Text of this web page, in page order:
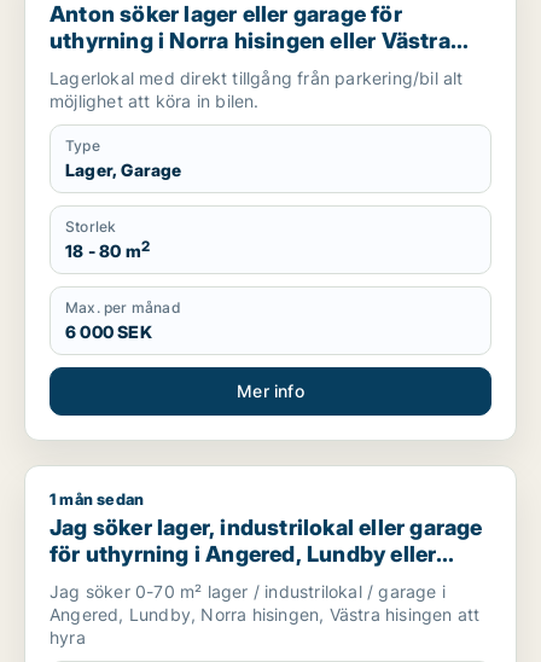
Anton söker lager eller garage för
uthyrning i Norra hisingen eller Västra
hisingen
Lagerlokal med direkt tillgång från parkering/bil alt
möjlighet att köra in bilen.
Type
Lager, Garage
Storlek
18 - 80 m2
Max. per månad
6 000 SEK
Mer info
Jag söker lager, industrilokal eller garage för uthyrning i
1 mån sedan
Jag söker lager, industrilokal eller garage
för uthyrning i Angered, Lundby eller
Norra hisingen m.fl.
Jag söker 0-70 m² lager / industrilokal / garage i
Angered, Lundby, Norra hisingen, Västra hisingen att
hyra